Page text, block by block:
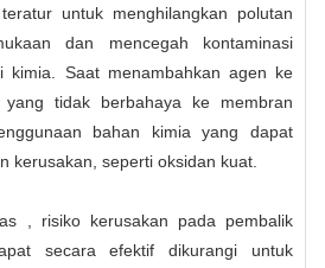
untuk menghilangkan polutan
dan mencegah kontaminasi
kimia. Saat menambahkan agen ke
tidak berbahaya ke membran
bahan kimia yang dapat
kerusakan, seperti oksidan kuat.
, risiko kerusakan pada pembalik
secara efektif dikurangi untuk